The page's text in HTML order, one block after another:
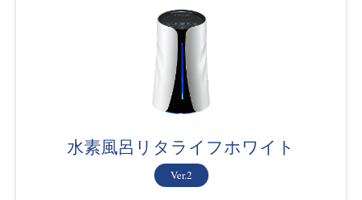
水素風呂リタライフホワイト
Ver.2